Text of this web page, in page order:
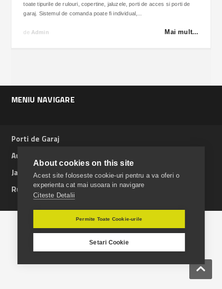
toate tipurile de rulouri, copertine, jaluzele, porti de acces si porti de
garaj. Sistemul de comanda poate fi individual,...
de Admin Mai mult...
MENIU NAVIGARE
Porti de Garaj
Automatizari
Jaluzele si Storuri
Rulouri Aluminiu

About cookies on this site
Acest site foloseste cookie-uri pentru a va oferi o
experienta cat mai usoara in navigare
Citeste Detalii
Permite Toate Cookie-urile
Setari Cookie